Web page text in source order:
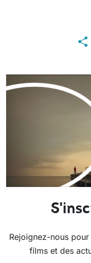
Rejoignez-nous
films et des